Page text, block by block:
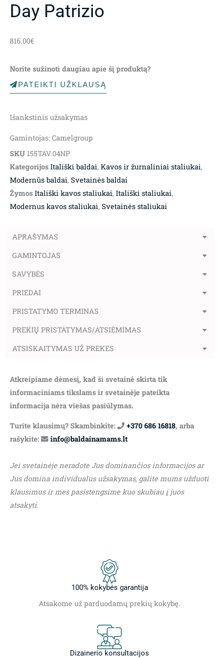
Day Patrizio
816.00€
Norite sužinoti daugiau apie šį produktą?
PATEIKTI UŽKLAUSĄ
Išankstinis užsakymas
Gamintojas: Camelgroup
SKU 155TAV.04NP
Kategorijos Itališki baldai, Kavos ir žurnaliniai staliukai,
Modernūs baldai, Svetainės baldai
Žymos Itališki kavos staliukai, Itališki staliukai,
Modernus kavos staliukai, Svetainės staliukai
APRAŠYMAS
GAMINTOJAS
SAVYBĖS
PRIEDAI
PRISTATYMO TERMINAS
PREKIŲ PRISTATYMAS/ATSIĖMIMAS
ATSISKAITYMAS UŽ PREKES
Atkreipiame dėmesį, kad ši svetainė skirta tik
informaciniams tikslams ir svetainėje pateikta
informacija nėra viešas pasiūlymas.
Turite klausimų? Skambinkite: +370 686 16818, arba
rašykite:
info@baldainamams.lt
Jei svetainėje neradote Jus dominančios informacijos ar
Jus domina individualus užsakymas, galite mums užduoti
klausimus ir mes pasistengsime kuo skubiau į juos
atsakyti.
100% kokybės garantija
Atsakome už parduodamų prekių kokybę.
Dizainerio konsultacijos